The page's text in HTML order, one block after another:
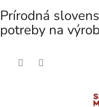
Prírodná
potreby na